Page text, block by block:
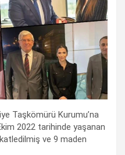
Taşkömürü Kurumu’na
2022 tarihinde yaşanan
ve 9 maden